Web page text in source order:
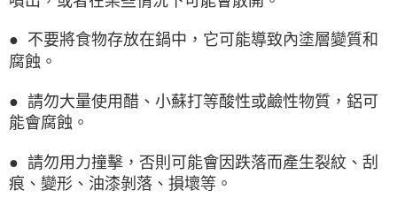
● 不要將食物存放在鍋中，它可能導致內塗層變質和
腐蝕。
● 請勿大量使用醋、小蘇打等酸性或鹼性物質，鋁可
能會腐蝕。
● 請勿用力撞擊，否則可能會因跌落而產生裂紋、刮
痕、變形、油漆剝落、損壞等。